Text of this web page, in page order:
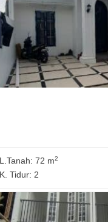
L.Tanah: 72 m2
K. Tidur: 2